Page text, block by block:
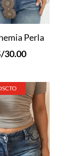
Perla
45.00.
30.00El
actual
es:
S/30.00.